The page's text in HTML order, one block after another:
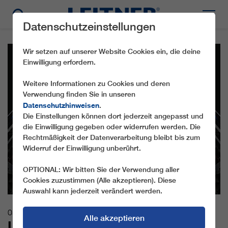
05.03.2026
Datenschutzeinstellungen
Wir setzen auf unserer Website Cookies ein, die deine
Einwilligung erfordern.
Weitere Informationen zu Cookies und deren
Verwendung finden Sie in unseren
Datenschutzhinweisen.
Die Einstellungen können dort jederzeit angepasst und
die Einwilligung gegeben oder widerrufen werden. Die
Rechtmäßigkeit der Datenverarbeitung bleibt bis zum
Widerruf der Einwilligung unberührt.
OPTIONAL: Wir bitten Sie der Verwendung aller
Cookies zuzustimmen (Alle akzeptieren). Diese
Auswahl kann jederzeit verändert werden.
Alle akzeptieren